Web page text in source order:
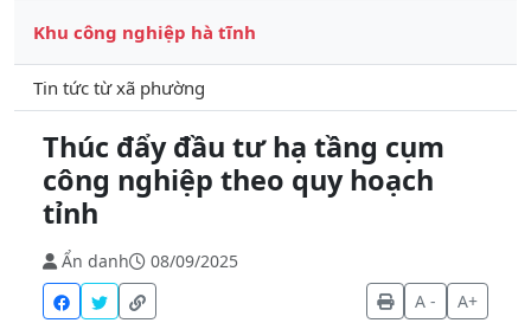
Khu công nghiệp hà tĩnh
Tin tức từ xã phường
Thúc đẩy đầu tư hạ tầng cụm
công nghiệp theo quy hoạch
tỉnh
Ẩn danh
08/09/2025
A -
A+